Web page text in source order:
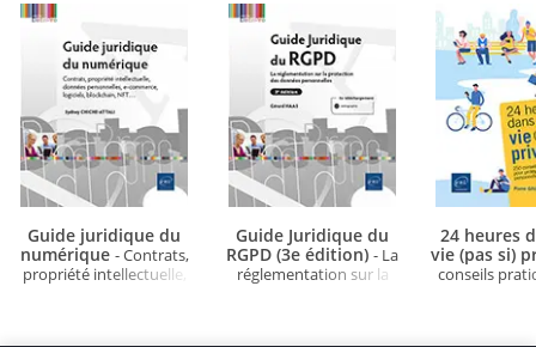
Guide juridique du
numérique - Contrats,
propriété intellectuelle,
Guide Juridique du
RGPD (3e édition) - La
réglementation sur la
24 heures
vie (pas si)
conseils